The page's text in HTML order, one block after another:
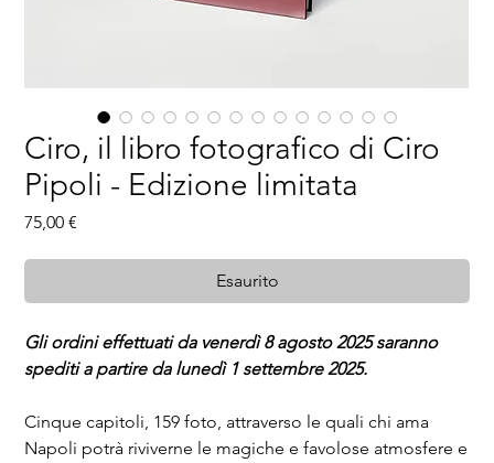
Ciro, il libro fotografico di Ciro
Pipoli - Edizione limitata
75,00 €
Esaurito
Gli ordini effettuati da venerdì 8 agosto 2025 saranno
spediti a partire da lunedì 1 settembre 2025.
Cinque capitoli, 159 foto, attraverso le quali chi ama
Napoli potrà riviverne le magiche e favolose atmosfere e